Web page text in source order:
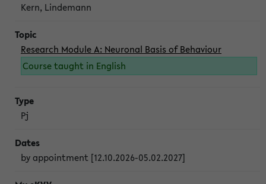
Kern, Lindemann
Research Module A: Neuronal Basis of Behaviour
Course taught in English
Pj
by appointment [12.10.2026-05.02.2027]